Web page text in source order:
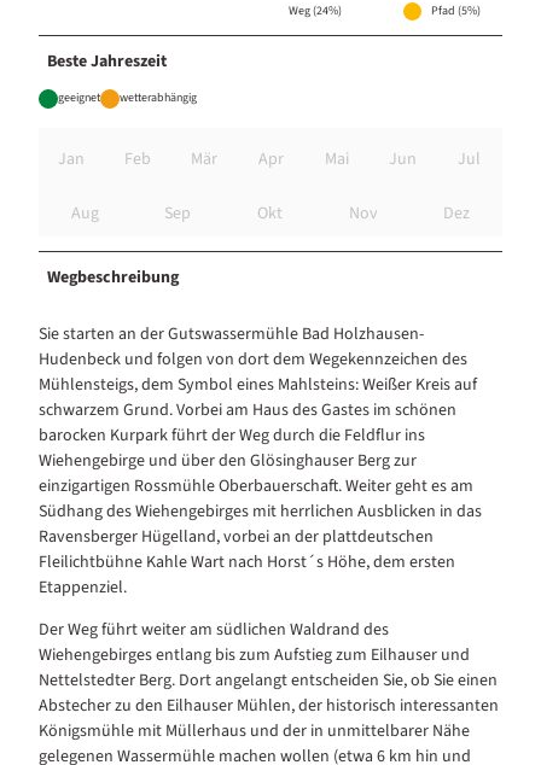
Weg (24%)
Pfad (5%)
Beste Jahreszeit
geeignet wetterabhängig
Jan Feb Mär Apr Mai Jun Jul
Aug Sep Okt Nov Dez
Wegbeschreibung
Sie starten an der Gutswassermühle Bad Holzhausen-
Hudenbeck und folgen von dort dem Wegekennzeichen des
Mühlensteigs, dem Symbol eines Mahlsteins: Weißer Kreis auf
schwarzem Grund. Vorbei am Haus des Gastes im schönen
barocken Kurpark führt der Weg durch die Feldflur ins
Wiehengebirge und über den Glösinghauser Berg zur
einzigartigen Rossmühle Oberbauerschaft. Weiter geht es am
Südhang des Wiehengebirges mit herrlichen Ausblicken in das
Ravensberger Hügelland, vorbei an der plattdeutschen
Fleilichtbühne Kahle Wart nach Horst´s Höhe, dem ersten
Etappenziel.
Der Weg führt weiter am südlichen Waldrand des
Wiehengebirges entlang bis zum Aufstieg zum Eilhauser und
Nettelstedter Berg. Dort angelangt entscheiden Sie, ob Sie einen
Abstecher zu den Eilhauser Mühlen, der historisch interessanten
Königsmühle mit Müllerhaus und der in unmittelbarer Nähe
gelegenen Wassermühle machen wollen (etwa 6 km hin und